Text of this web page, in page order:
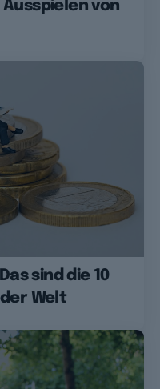
von
sind die 10
Welt